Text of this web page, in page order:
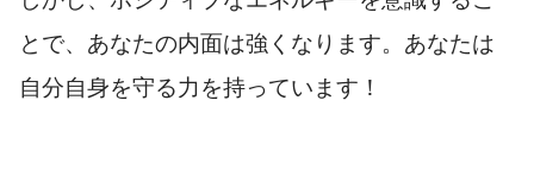
とで、あなたの内面は強くなります。あなたは
自分自身を守る力を持っています！